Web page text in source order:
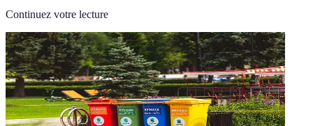
Continuez votre lecture